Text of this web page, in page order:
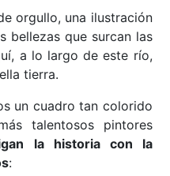
orgullo, una ilustración
bellezas que surcan las
a lo largo de este río,
tierra.
un cuadro tan colorido
talentosos pintores
la historia con la
: